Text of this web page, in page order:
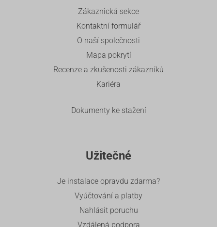
Zákaznická sekce
Kontaktní formulář
O naší společnosti
Mapa pokrytí
Recenze a zkušenosti zákazníků
Kariéra
Dokumenty ke stažení
Užitečné
Je instalace opravdu zdarma?
Vyúčtování a platby
Nahlásit poruchu
Vzdálená podpora